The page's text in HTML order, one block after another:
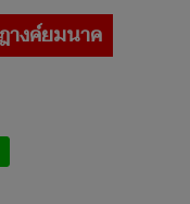
างค์ยมนาค